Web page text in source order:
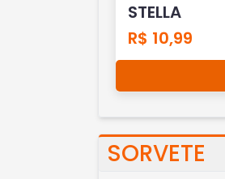
STELLA
R$ 10,99
SORVETE